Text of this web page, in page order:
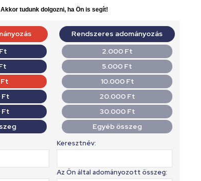
Akkor tudunk dolgozni, ha Ön is segít!